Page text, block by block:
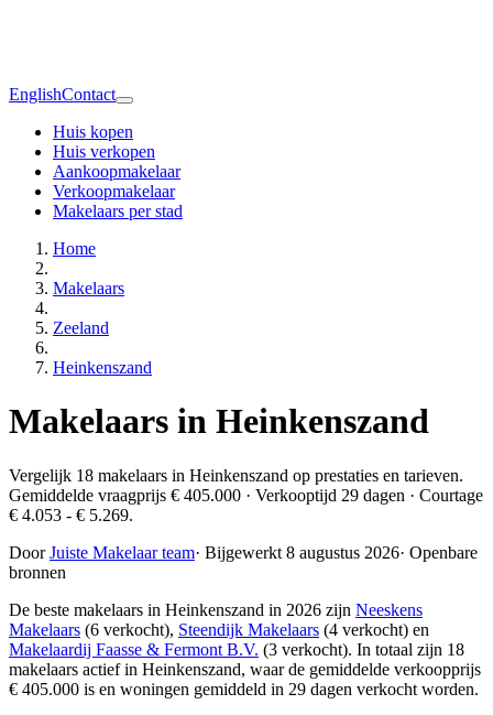
EnglishContact
Huis kopen
Huis verkopen
Aankoopmakelaar
Verkoopmakelaar
Makelaars per stad
Home
Makelaars
Zeeland
Heinkenszand
Makelaars in Heinkenszand
Vergelijk 18 makelaars in Heinkenszand op prestaties en tarieven.
Gemiddelde vraagprijs € 405.000 · Verkooptijd 29 dagen · Courtage
€ 4.053 - € 5.269.
DoorJuiste Makelaar team· Bijgewerkt 8 augustus 2026· Openbare
bronnen
De beste makelaars in Heinkenszand in 2026 zijn Neeskens
Makelaars (6 verkocht), Steendijk Makelaars (4 verkocht) en
Makelaardij Faasse & Fermont B.V. (3 verkocht). In totaal zijn 18
makelaars actief in Heinkenszand, waar de gemiddelde verkoopprijs
€ 405.000 is en woningen gemiddeld in 29 dagen verkocht worden.